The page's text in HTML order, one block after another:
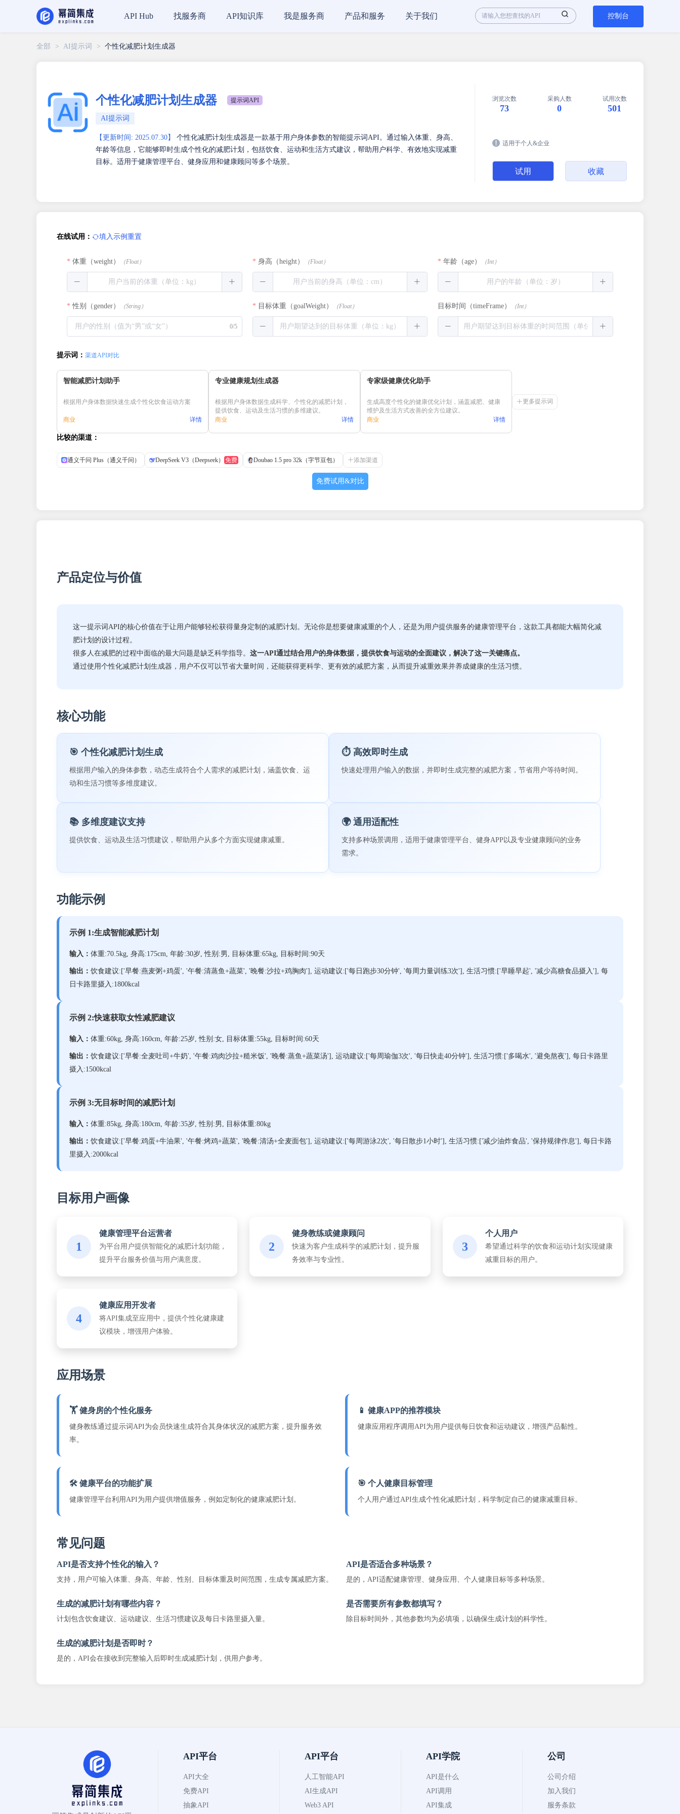
全部 > AI提示词 > 个性化减肥计划生成器
个性化减肥计划生成器 提示词API
AI提示词
【更新时间: 2025.07.30】
个性化减肥计划生成器是一款基于用户身体参数的智能提示词API。通过输入体重、身高、
年龄等信息，它能够即时生成个性化的减肥计划，包括饮食、运动和生活方式建议，帮助用户科学、有效地实现减重
目标。适用于健康管理平台、健身应用和健康顾问等多个场景。
浏览次数
73
采购人数
0
试用次数
501
适用于个人&企业
试用 收藏
在线试用： 填入示例 重置
体重 （weight） （Float） 身高 （height） （Float） 年龄 （age） （Int）
性别 （gender） （String）
0/5
目标体重（goalWeight） （Float） 目标时间 （timeFrame） （Int）
提示词： 渠道API对比
智能减肥计划助手
根据用户身体数据快速生成个性化饮食运动方案
商业 详情
专业健康规划生成器
根据用户身体数据生成科学、个性化的减肥计划，
提供饮食、运动及生活习惯的多维建议。
商业
详情
专家级健康优化助手
生成高度个性化的健康优化计划，涵盖减肥、健康
维护及生活方式改善的全方位建议。
商业
详情
更多提示词
比较的渠道：
通义千问 Plus（通义千问） DeepSeek V3（Deepseek） 免费 Doubao 1.5 pro 32k（字节豆包） 添加渠道
免费试用&对比
产品定位与价值
这一提示词API的核心价值在于让用户能够轻松获得量身定制的减肥计划。无论你是想要健康减重的个人，还是为用户提供服务的健康管理平台，这款工具都能大幅简化减
肥计划的设计过程。
很多人在减肥的过程中面临的最大问题是缺乏科学指导。 这一API通过结合用户的身体数据，提供饮食与运动的全面建议，解决了这一关键痛点。
通过使用个性化减肥计划生成器，用户不仅可以节省大量时间，还能获得更科学、更有效的减肥方案，从而提升减重效果并养成健康的生活习惯。
核心功能
🎯 个性化减肥计划生成
根据用户输入的身体参数，动态生成符合个人需求的减肥计划，涵盖饮食、运
动和生活习惯等多维度建议。
⏱️ 高效即时生成
快速处理用户输入的数据，并即时生成完整的减肥方案，节省用户等待时间。
📚 多维度建议支持
提供饮食、运动及生活习惯建议，帮助用户从多个方面实现健康减重。
🌍 通用适配性
支持多种场景调用，适用于健康管理平台、健身APP以及专业健康顾问的业务
需求。
功能示例
示例 1:生成智能减肥计划
输入： 体重:70.5kg, 身高:175cm, 年龄:30岁, 性别:男, 目标体重:65kg, 目标时间:90天
输出： 饮食建议:['早餐:燕麦粥+鸡蛋', '午餐:清蒸鱼+蔬菜', '晚餐:沙拉+鸡胸肉'], 运动建议:['每日跑步30分钟', '每周力量训练3次'], 生活习惯:['早睡早起', '减少高糖食品摄入'], 每
日卡路里摄入:1800kcal
示例 2:快速获取女性减肥建议
输入： 体重:60kg, 身高:160cm, 年龄:25岁, 性别:女, 目标体重:55kg, 目标时间:60天
输出： 饮食建议:['早餐:全麦吐司+牛奶', '午餐:鸡肉沙拉+糙米饭', '晚餐:蒸鱼+蔬菜汤'], 运动建议:['每周瑜伽3次', '每日快走40分钟'], 生活习惯:['多喝水', '避免熬夜'], 每日卡路里
摄入:1500kcal
示例 3:无目标时间的减肥计划
输入： 体重:85kg, 身高:180cm, 年龄:35岁, 性别:男, 目标体重:80kg
输出： 饮食建议:['早餐:鸡蛋+牛油果', '午餐:烤鸡+蔬菜', '晚餐:清汤+全麦面包'], 运动建议:['每周游泳2次', '每日散步1小时'], 生活习惯:['减少油炸食品', '保持规律作息'], 每日卡路
里摄入:2000kcal
目标用户画像
1
健康管理平台运营者
为平台用户提供智能化的减肥计划功能，
提升平台服务价值与用户满意度。
2
健身教练或健康顾问
快速为客户生成科学的减肥计划，提升服
务效率与专业性。
3
个人用户
希望通过科学的饮食和运动计划实现健康
减重目标的用户。
4
健康应用开发者
将API集成至应用中，提供个性化健康建
议模块，增强用户体验。
应用场景
🏋️ 健身房的个性化服务
健身教练通过提示词API为会员快速生成符合其身体状况的减肥方案，提升服务效
率。
📱 健康APP的推荐模块
健康应用程序调用API为用户提供每日饮食和运动建议，增强产品黏性。
🛠️ 健康平台的功能扩展
健康管理平台利用API为用户提供增值服务，例如定制化的健康减肥计划。
🎯 个人健康目标管理
个人用户通过API生成个性化减肥计划，科学制定自己的健康减重目标。
常见问题
API是否支持个性化的输入？
支持，用户可输入体重、身高、年龄、性别、目标体重及时间范围，生成专属减肥方案。
API是否适合多种场景？
是的，API适配健康管理、健身应用、个人健康目标等多种场景。
生成的减肥计划有哪些内容？
计划包含饮食建议、运动建议、生活习惯建议及每日卡路里摄入量。
是否需要所有参数都填写？
除目标时间外，其他参数均为必填项，以确保生成计划的科学性。
生成的减肥计划是否即时？
是的，API会在接收到完整输入后即时生成减肥计划，供用户参考。
API Hub 找服务商 API知识库 我是服务商 产品和服务 关于我们 控制台
API平台
API大全
免费API
抽象API
API平台
人工智能API
AI生成API
Web3 API
API学院
API是什么
API调用
API集成
公司
公司介绍
加入我们
服务条款